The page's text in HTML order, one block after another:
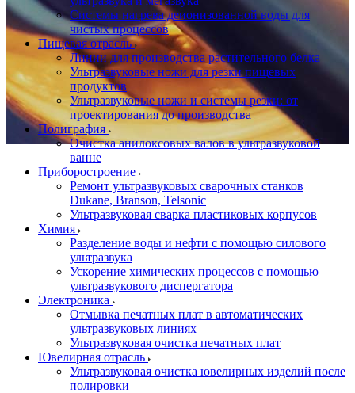
Системы нагрева деионизованной воды для
чистых процессов
Пищевая отрасль
Линии для производства растительного белка
Ультразвуковые ножи для резки пищевых
продуктов
Ультразвуковые ножи и системы резки: от
проектирования до производства
Полиграфия
Очистка анилоксовых валов в ультразвуковой
ванне
Приборостроение
Ремонт ультразвуковых сварочных станков
Dukane, Branson, Telsonic
Ультразвуковая сварка пластиковых корпусов
Химия
Разделение воды и нефти с помощью силового
ультразвука
Ускорение химических процессов с помощью
ультразвукового диспергатора
Электроника
Отмывка печатных плат в автоматических
ультразвуковых линиях
Ультразвуковая очистка печатных плат
Ювелирная отрасль
Ультразвуковая очистка ювелирных изделий после
полировки